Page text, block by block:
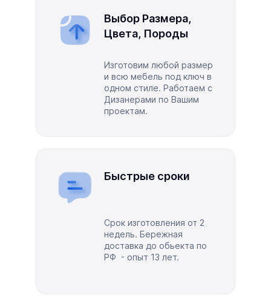
Выбор Размера,
Цвета, Породы
Изготовим любой размер
и всю мебель под ключ в
одном стиле. Работаем с
Дизанерами по Вашим
проектам.
Быстрые сроки
Срок изготовления от 2
недель. Бережная
доставка до обьекта по
РФ - опыт 13 лет.